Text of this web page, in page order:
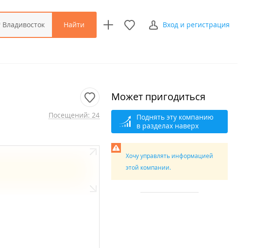
Владивосток Найти Вход и регистрация
Посещений: 24
Может пригодиться
Поднять эту компанию
в разделах наверх
Хочу управлять информацией
этой компании.